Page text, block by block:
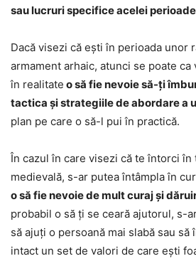
sau lucruri specifice acelei
Dacă visezi că ești în perioada unor
armament arhaic, atunci se poate
în realitate o să fie nevoie să-ți
tactica și strategiile de abordare a
plan pe care o să-l pui în practică.
În cazul în care visezi că te întorci
medievală, s-ar putea întâmpla în
o să fie nevoie de mult curaj și
probabil o să ți se ceară ajutorul, s-
să ajuți o persoană mai slabă sau să
intact un set de valori de care ești